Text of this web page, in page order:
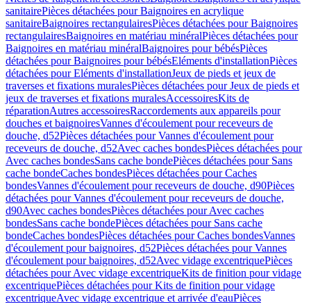
sanitairePièces détachées pour Baignoires en acrylique
sanitaireBaignoires rectangulairesPièces détachées pour Baignoires
rectangulairesBaignoires en matériau minéralPièces détachées pour
Baignoires en matériau minéralBaignoires pour bébésPièces
détachées pour Baignoires pour bébésEléments d'installationPièces
détachées pour Eléments d'installationJeux de pieds et jeux de
traverses et fixations muralesPièces détachées pour Jeux de pieds et
jeux de traverses et fixations muralesAccessoiresKits de
réparationAutres accessoiresRaccordements aux appareils pour
douches et baignoiresVannes d'écoulement pour receveurs de
douche, d52Pièces détachées pour Vannes d'écoulement pour
receveurs de douche, d52Avec caches bondesPièces détachées pour
Avec caches bondesSans cache bondePièces détachées pour Sans
cache bondeCaches bondesPièces détachées pour Caches
bondesVannes d'écoulement pour receveurs de douche, d90Pièces
détachées pour Vannes d'écoulement pour receveurs de douche,
d90Avec caches bondesPièces détachées pour Avec caches
bondesSans cache bondePièces détachées pour Sans cache
bondeCaches bondesPièces détachées pour Caches bondesVannes
d'écoulement pour baignoires, d52Pièces détachées pour Vannes
d'écoulement pour baignoires, d52Avec vidage excentriquePièces
détachées pour Avec vidage excentriqueKits de finition pour vidage
excentriquePièces détachées pour Kits de finition pour vidage
excentriqueAvec vidage excentrique et arrivée d'eauPièces